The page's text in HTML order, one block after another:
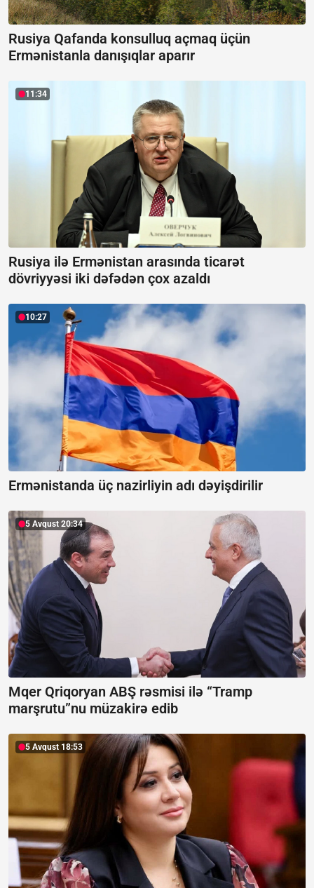
Rusiya Qafanda konsulluq açmaq üçün
Ermənistanla danışıqlar aparır
11:34
Rusiya ilə Ermənistan arasında ticarət
dövriyyəsi iki dəfədən çox azaldı
10:27
Ermənistanda üç nazirliyin adı dəyişdirilir
5 Avqust 20:34
Mqer Qriqoryan ABŞ rəsmisi ilə “Tramp
marşrutu”nu müzakirə edib
5 Avqust 18:53